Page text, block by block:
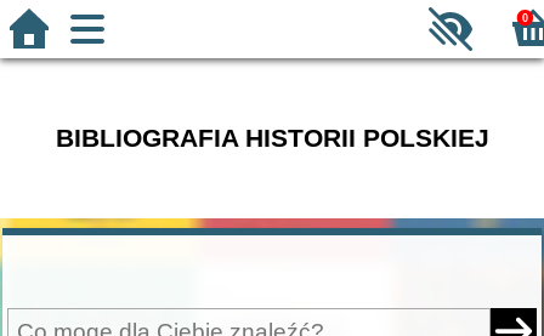
0
BIBLIOGRAFIA HISTORII POLSKIEJ